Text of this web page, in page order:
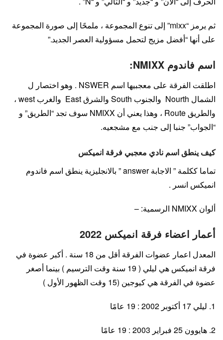
ثم يرمز “mixx” إلى تنوع المجموعة ، ملمحًا إلى صورة المجموعة
على أنها “أفضل مزيج لتحمل مسؤولية العصر الجديد.”
اسم فاندوم NMIXX:
اطلقت الفرقة على معجبيها اسم NSWER . وهو اختصار ل
الشمال Nourth والجنوب South والشرق East والغرب west ،
والطريق Route ، وهذا يعني أن NMIXX سوف تجد “الطريق” و
“الجواب” جنبا إلى جنب مع مشجعيه.
كيف ينطق اسم نادي معجبي فرقة انميكس
تماما ككلمة ” الاجابة answer ” بالانجليزية ينطق اسم فاندوم
انميكس انسر .
ألوان NMIXX الرسمية: –
أعمار اعضاء فرقة انميكس 2022
المعدل اعمار عضوات الفرقة أقل من 18 سنة . أكبر عضوة في
فرقة انميكس هي ليلي ( 19 سنة وقت الترسيم ) بينما أصغر
عضوة في الفرقة هي كيوجين (15 وقت الظهور الأول )
1. ليلي 17 أكتوبر 2002 : 19 عامًا
2. هايوون 25 فبراير 2003 : 19 عامًا